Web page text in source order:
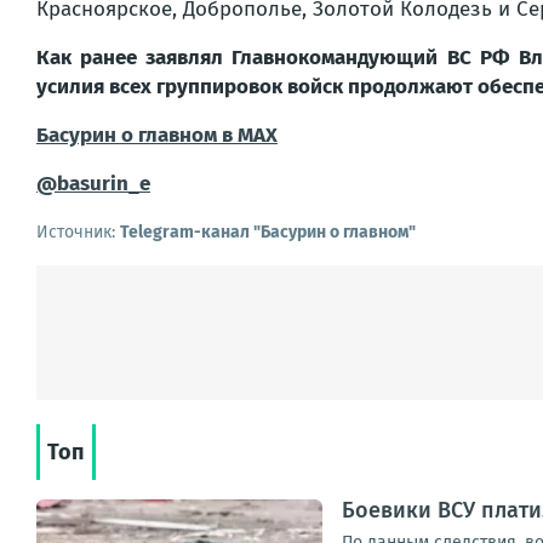
Красноярское, Доброполье, Золотой Колодезь и
Как ранее заявлял Главнокомандующий ВС РФ
усилия всех группировок войск продолжают
Басурин о главном вМАX
@basurin_e
Источник: Telegram-канал "Басурин о главном"
Топ
Боевики ВСУ